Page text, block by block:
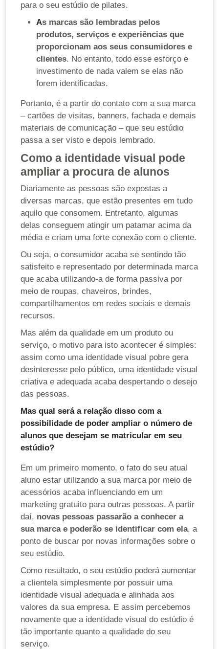
para o seu estúdio de pilates.
As marcas são lembradas pelos
produtos, serviços e experiências que
proporcionam aos seus consumidores e
clientes. No entanto, todo esse esforço e
investimento de nada valem se elas não
forem identificadas.
Portanto, é a partir do contato com a sua marca
– cartões de visitas, banners, fachada e demais
materiais de comunicação – que seu estúdio
passa a ser visto e depois lembrado.
Como a identidade visual pode
ampliar a procura de alunos
Diariamente as pessoas são expostas a
diversas marcas, que estão presentes em tudo
aquilo que consomem. Entretanto, algumas
delas conseguem atingir um patamar acima da
média e criam uma forte conexão com o cliente.
Ou seja, o consumidor acaba se sentindo tão
satisfeito e representado por determinada marca
que acaba utilizando-a de forma passiva por
meio de roupas, chaveiros, brindes,
compartilhamentos em redes sociais e demais
recursos.
Mas além da qualidade em um produto ou
serviço, o motivo para isto acontecer é simples:
assim como uma identidade visual pobre gera
desinteresse pelo público, uma identidade visual
criativa e adequada acaba despertando o desejo
das pessoas.
Mas qual será a relação disso com a
possibilidade de poder ampliar o número de
alunos que desejam se matricular em seu
estúdio?
Em um primeiro momento, o fato do seu atual
aluno estar utilizando a sua marca por meio de
acessórios acaba influenciando em um
marketing gratuito para outras pessoas. A partir
daí, novas pessoas passarão a conhecer a
sua marca e poderão se identificar com ela, a
ponto de buscar por novas informações sobre o
seu estúdio.
Como resultado, o seu estúdio poderá aumentar
a clientela simplesmente por possuir uma
identidade visual adequada e alinhada aos
valores da sua empresa. E assim percebemos
novamente que a identidade visual do estúdio é
tão importante quanto a qualidade do seu
serviço.